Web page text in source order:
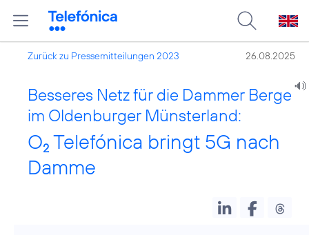
Zurück zu Pressemitteilungen 2023 26.08.2025
Besseres Netz für die Dammer Berge
im Oldenburger Münsterland:
O2 Telefónica bringt 5G nach
Damme